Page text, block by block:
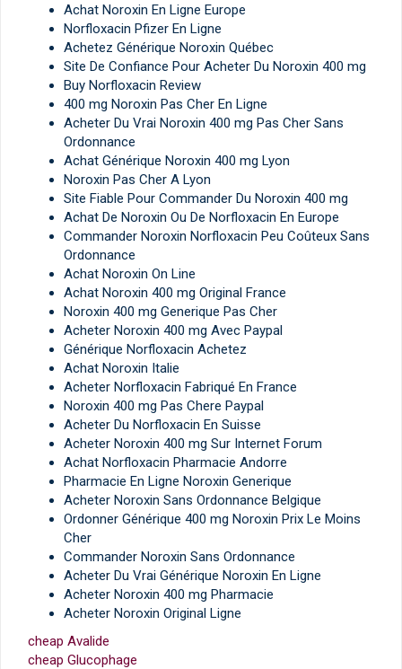
Achat Noroxin En Ligne Europe
Norfloxacin Pfizer En Ligne
Achetez Générique Noroxin Québec
Site De Confiance Pour Acheter Du Noroxin 400 mg
Buy Norfloxacin Review
400 mg Noroxin Pas Cher En Ligne
Acheter Du Vrai Noroxin 400 mg Pas Cher Sans
Ordonnance
Achat Générique Noroxin 400 mg Lyon
Noroxin Pas Cher A Lyon
Site Fiable Pour Commander Du Noroxin 400 mg
Achat De Noroxin Ou De Norfloxacin En Europe
Commander Noroxin Norfloxacin Peu Coûteux Sans
Ordonnance
Achat Noroxin On Line
Achat Noroxin 400 mg Original France
Noroxin 400 mg Generique Pas Cher
Acheter Noroxin 400 mg Avec Paypal
Générique Norfloxacin Achetez
Achat Noroxin Italie
Acheter Norfloxacin Fabriqué En France
Noroxin 400 mg Pas Chere Paypal
Acheter Du Norfloxacin En Suisse
Acheter Noroxin 400 mg Sur Internet Forum
Achat Norfloxacin Pharmacie Andorre
Pharmacie En Ligne Noroxin Generique
Acheter Noroxin Sans Ordonnance Belgique
Ordonner Générique 400 mg Noroxin Prix Le Moins
Cher
Commander Noroxin Sans Ordonnance
Acheter Du Vrai Générique Noroxin En Ligne
Acheter Noroxin 400 mg Pharmacie
Acheter Noroxin Original Ligne
cheap Avalide
cheap Glucophage